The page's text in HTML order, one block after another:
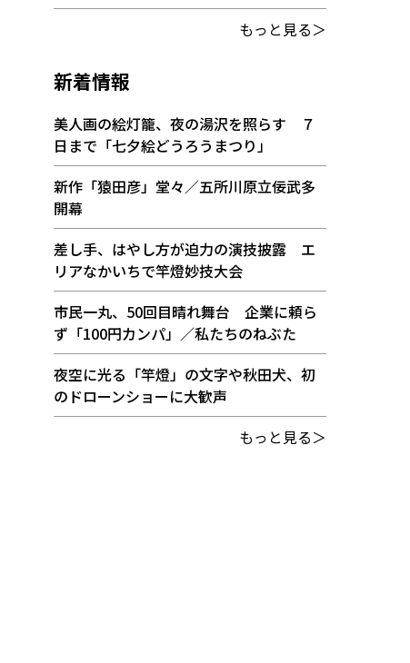
もっと見る＞
新着情報
美人画の絵灯籠、夜の湯沢を照らす ７
日まで「七夕絵どうろうまつり」
新作「猿田彦」堂々／五所川原立佞武多
開幕
差し手、はやし方が迫力の演技披露 エ
リアなかいちで竿燈妙技大会
市民一丸、50回目晴れ舞台 企業に頼ら
ず「100円カンパ」／私たちのねぶた
夜空に光る「竿燈」の文字や秋田犬、初
のドローンショーに大歓声
もっと見る＞